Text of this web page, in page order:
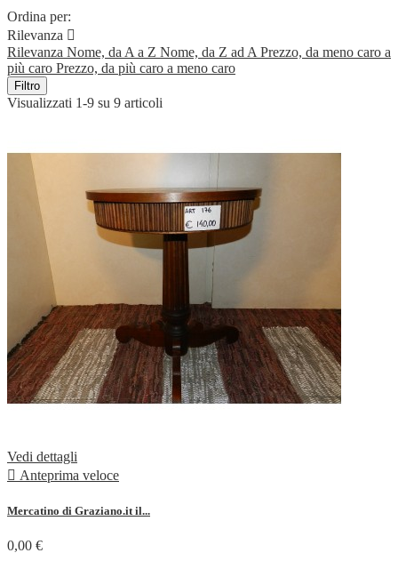
Ordina per:
Rilevanza 
Rilevanza Nome, da A a Z Nome, da Z ad A Prezzo, da meno caro a
più caro Prezzo, da più caro a meno caro
Filtro
Visualizzati 1-9 su 9 articoli
Vedi dettagli
 Anteprima veloce
Mercatino di Graziano.it il...
0,00 €